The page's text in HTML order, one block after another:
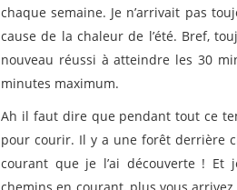
chaque semaine. Je n’arrivait pas
cause de la chaleur de l’été. Bref,
nouveau réussi à atteindre les 30
minutes maximum.
Ah il faut dire que pendant tout ce
pour courir. Il y a une forêt derrière
courant que je l’ai découverte ! Et